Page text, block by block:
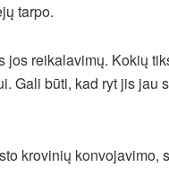
tarpo.
jos reikalavimų. Kokių
Gali būti, kad ryt jis jau
krovinių konvojavimo,